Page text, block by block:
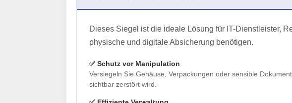
Dieses Siegel ist die ideale Lösung für IT-Dienstleister,
physische und digitale Absicherung benötigen.
✅ Schutz vor Manipulation
Versiegeln Sie Gehäuse, Verpackungen oder sensible
sichtbar zerstört wird.